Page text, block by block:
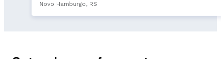
Novo Hamburgo, RS